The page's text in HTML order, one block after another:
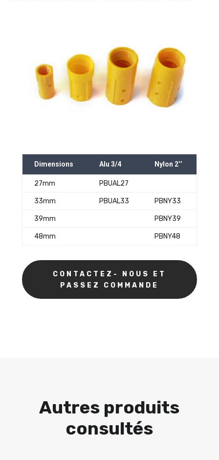
Dimensions Alu 3/4 Nylon 2’’
27mm PBUAL27
33mm PBUAL33 PBNY33
39mm PBNY39
48mm PBNY48
CONTACTEZ- NOUS ET
PASSEZ COMMANDE
Autres produits
consultés